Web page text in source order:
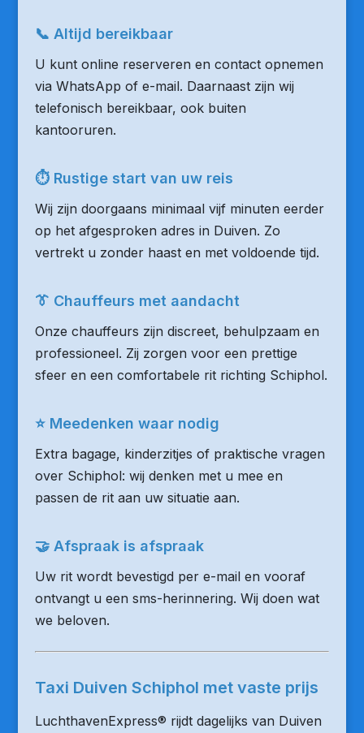
📞 Altijd bereikbaar
U kunt online reserveren en contact opnemen
via WhatsApp of e-mail. Daarnaast zijn wij
telefonisch bereikbaar, ook buiten
kantooruren.
⏱ Rustige start van uw reis
Wij zijn doorgaans minimaal vijf minuten eerder
op het afgesproken adres in Duiven. Zo
vertrekt u zonder haast en met voldoende tijd.
👔 Chauffeurs met aandacht
Onze chauffeurs zijn discreet, behulpzaam en
professioneel. Zij zorgen voor een prettige
sfeer en een comfortabele rit richting Schiphol.
⭐ Meedenken waar nodig
Extra bagage, kinderzitjes of praktische vragen
over Schiphol: wij denken met u mee en
passen de rit aan uw situatie aan.
🤝 Afspraak is afspraak
Uw rit wordt bevestigd per e-mail en vooraf
ontvangt u een sms-herinnering. Wij doen wat
we beloven.
Taxi Duiven Schiphol met vaste prijs
LuchthavenExpress® rijdt dagelijks van Duiven